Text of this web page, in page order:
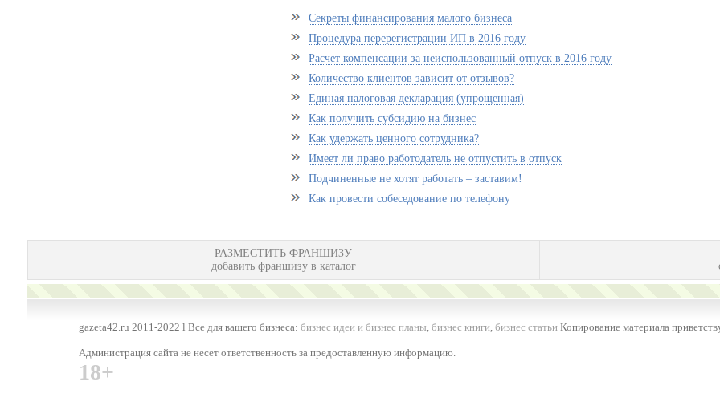
Секреты финансирования малого бизнеса
Процедура перерегистрации ИП в 2016 году
Расчет компенсации за неиспользованный отпуск в 2016 году
Количество клиентов зависит от отзывов?
Единая налоговая декларация (упрощенная)
Как получить субсидию на бизнес
Как удержать ценного сотрудника?
Имеет ли право работодатель не отпустить в отпуск
Подчиненные не хотят работать – заставим!
Как провести собеседование по телефону
РАЗМЕСТИТЬ ФРАНШИЗУ
добавить франшизу в каталог
gazeta42.ru 2011-2022 l Все для вашего бизнеса: бизнес идеи и бизнес планы, бизнес книги, бизнес статьиКопирование материала
Администрация сайта не несет ответственность за предоставленную информацию.
18+